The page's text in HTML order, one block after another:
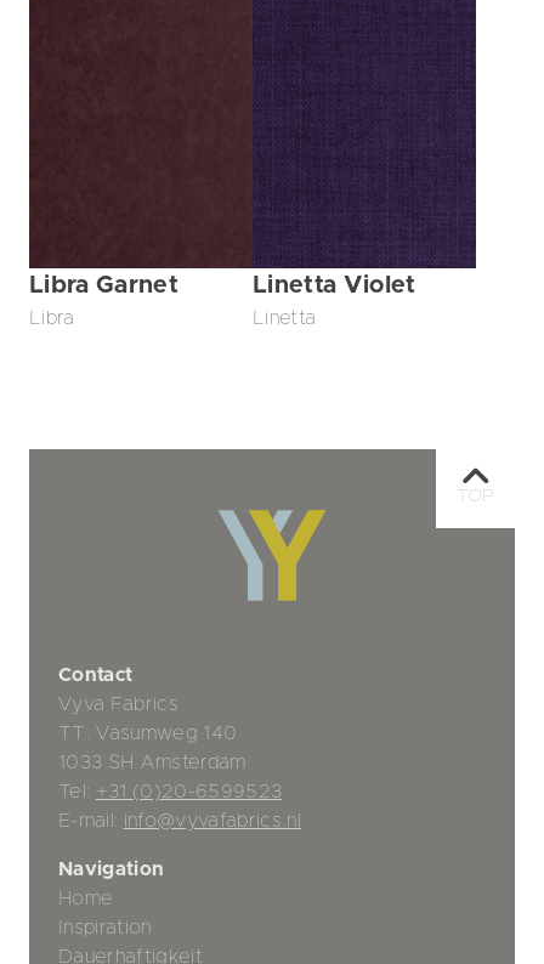
Libra Garnet
Libra
Linetta Violet
Linetta
Contact
Vyva Fabrics
TT. Vasumweg 140
1033 SH Amsterdam
Tel: +31 (0)20-6599523
E-mail: info@vyvafabrics.nl
Navigation
Home
Inspiration
Dauerhaftigkeit
TOP